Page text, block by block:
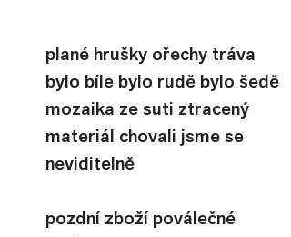
plané hrušky ořechy tráva
bylo bíle bylo rudě bylo šedě
mozaika ze suti ztracený
materiál chovali jsme se
neviditelně
pozdní zboží poválečné